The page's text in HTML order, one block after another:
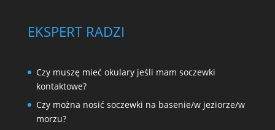
EKSPERT RADZI
Czy muszę mieć okulary jeśli mam soczewki
kontaktowe?
Czy można nosić soczewki na basenie/w jeziorze/w
morzu?